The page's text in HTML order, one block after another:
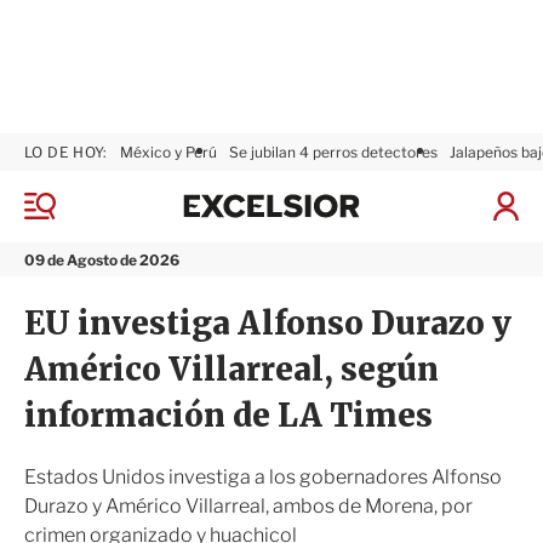
M
n
09 de Agosto de 2026
LO DE HOY: México y Perú Se jubilan 4 perros detectores Jalapeños
I
a
x
i
r
EU investiga Alfonso Durazo y
Américo Villarreal, según
información de LA Times
Estados Unidos investiga a los gobernadores Alfonso
Durazo y Américo Villarreal, ambos de Morena, por
crimen organizado y huachicol